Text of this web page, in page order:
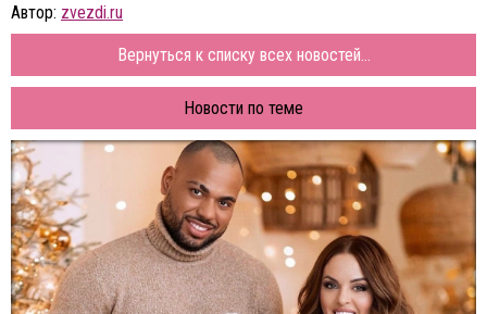
Автор: zvezdi.ru
Вернуться к списку всех новостей...
Новости по теме